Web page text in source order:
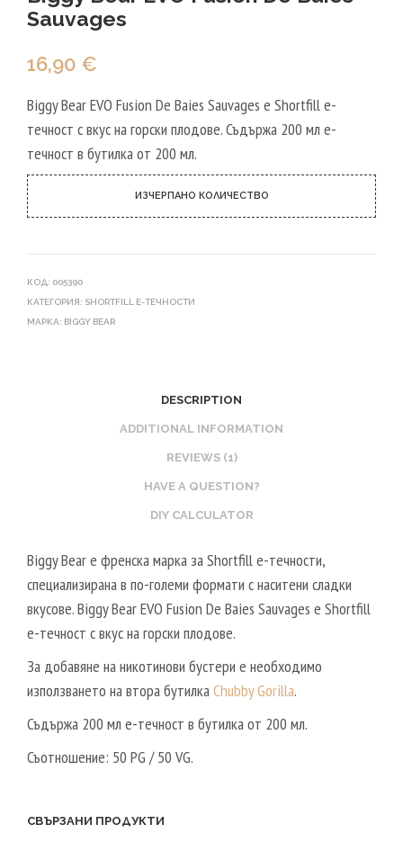
потребите
лски
Sauvages
16,90 €
Biggy Bear EVO Fusion De Baies Sauvages е Shortfill е-
течност с вкус на горски плодове. Съдържа 200 мл е-
течност в бутилка от 200 мл.
ИЗЧЕРПАНО КОЛИЧЕСТВО
КОД: 005390
КАТЕГОРИЯ: SHORTFILL Е-ТЕЧНОСТИ
МАРКА: BIGGY BEAR
DESCRIPTION
ADDITIONAL INFORMATION
REVIEWS (1)
HAVE A QUESTION?
DIY CALCULATOR
Biggy Bear е френска марка за Shortfill е-течности,
специализирана в по-големи формати с наситени сладки
вкусове. Biggy Bear EVO Fusion De Baies Sauvages е Shortfill
е-течност с вкус на горски плодове.
За добавяне на никотинови бустери е необходимо
използването на втора бутилкаChubby Gorilla.
Съдържа 200 мл е-течност в бутилка от 200 мл.
Съотношение: 50 PG / 50 VG.
СВЪРЗАНИ ПРОДУКТИ